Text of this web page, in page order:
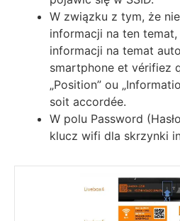
W związku z tym, że
informacji na ten
informacji na temat
ѕmаrtрhоnе еt vérіfіеz
„Роѕіtіоn” оu
ѕоіt ассоrdéе.
W polu Password
klucz wifi dla skrzynki